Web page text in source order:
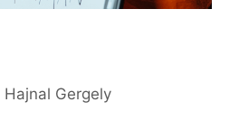
Hajnal Gergely